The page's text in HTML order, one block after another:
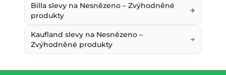
Billa slevy na Nesnězeno – Zvýhodněné
produkty
Kaufland slevy na Nesnězeno –
Zvýhodněné produkty